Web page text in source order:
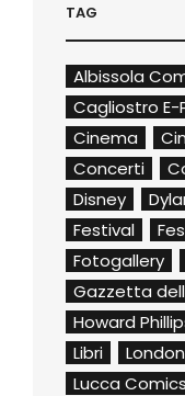
TAG
Albissola
Cagliostro E-
Cinema
Concerti
Disney
Festival
Fotogallery
Gazzetta
Howard
Libri
Lucca